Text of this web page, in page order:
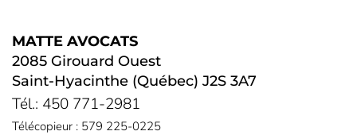
MATTE AVOCATS
2085 Girouard Ouest
Saint-Hyacinthe (Québec) J2S 3A7
Tél.: 450 771-2981
Télécopieur : 579 225-0225